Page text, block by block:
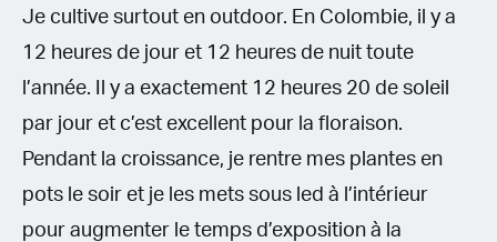
Je cultive surtout en outdoor. En Colombie, il y a
12 heures de jour et 12 heures de nuit toute
l’année. Il y a exactement 12 heures 20 de soleil
par jour et c’est excellent pour la floraison.
Pendant la croissance, je rentre mes plantes en
pots le soir et je les mets sous led à l’intérieur
pour augmenter le temps d’exposition à la